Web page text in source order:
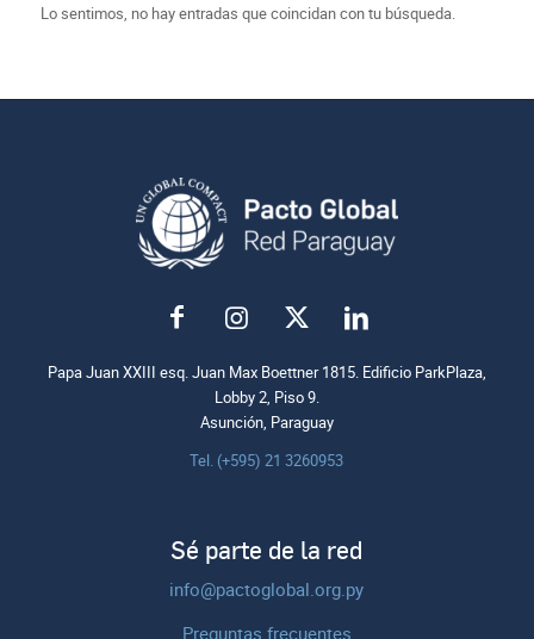
Lo sentimos, no hay entradas que coincidan con tu búsqueda.
Papa Juan XXIII esq. Juan Max Boettner 1815. Edificio ParkPlaza,
Lobby 2, Piso 9.
Asunción, Paraguay
Tel. (+595) 21 3260953
Sé parte de la red
info@pactoglobal.org.py
Preguntas frecuentes